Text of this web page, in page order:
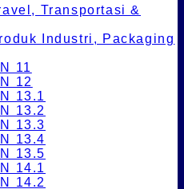
Transportasi &
Industri, Packaging
11
12
13.1
13.2
13.3
13.4
13.5
14.1
14.2